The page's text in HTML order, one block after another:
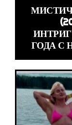
ГОДА С